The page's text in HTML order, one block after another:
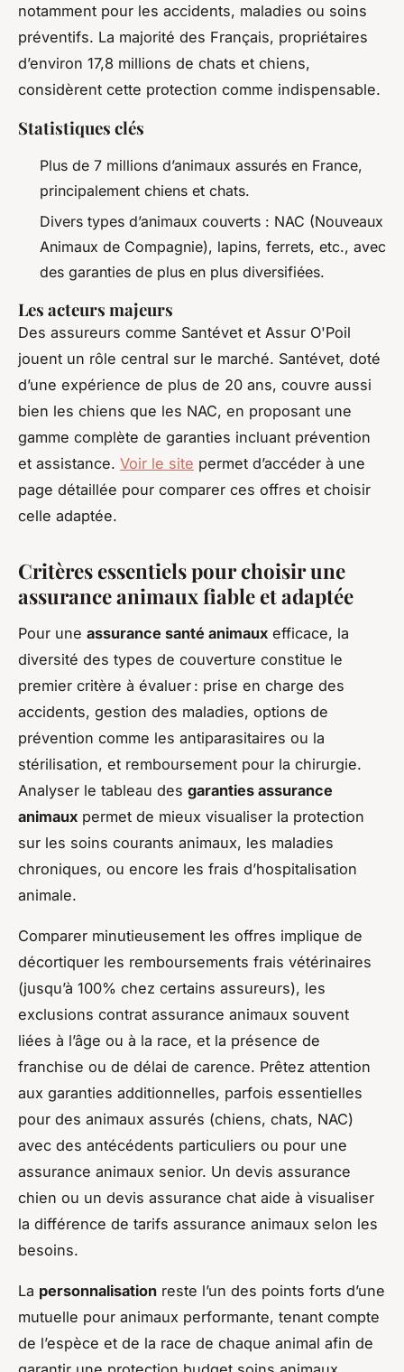
notamment pour les accidents, maladies ou soins
préventifs. La majorité des Français, propriétaires
d’environ 17,8 millions de chats et chiens,
considèrent cette protection comme indispensable.
Statistiques clés
Plus de 7 millions d’animaux assurés en France,
principalement chiens et chats.
Divers types d’animaux couverts : NAC (Nouveaux
Animaux de Compagnie), lapins, ferrets, etc., avec
des garanties de plus en plus diversifiées.
Les acteurs majeurs
Des assureurs comme Santévet et Assur O'Poil
jouent un rôle central sur le marché. Santévet, doté
d’une expérience de plus de 20 ans, couvre aussi
bien les chiens que les NAC, en proposant une
gamme complète de garanties incluant prévention
et assistance. Voir le site permet d’accéder à une
page détaillée pour comparer ces offres et choisir
celle adaptée.
Critères essentiels pour choisir une
assurance animaux fiable et adaptée
Pour une assurance santé animaux efficace, la
diversité des types de couverture constitue le
premier critère à évaluer : prise en charge des
accidents, gestion des maladies, options de
prévention comme les antiparasitaires ou la
stérilisation, et remboursement pour la chirurgie.
Analyser le tableau des garanties assurance
animaux permet de mieux visualiser la protection
sur les soins courants animaux, les maladies
chroniques, ou encore les frais d’hospitalisation
animale.
Comparer minutieusement les offres implique de
décortiquer les remboursements frais vétérinaires
(jusqu’à 100% chez certains assureurs), les
exclusions contrat assurance animaux souvent
liées à l’âge ou à la race, et la présence de
franchise ou de délai de carence. Prêtez attention
aux garanties additionnelles, parfois essentielles
pour des animaux assurés (chiens, chats, NAC)
avec des antécédents particuliers ou pour une
assurance animaux senior. Un devis assurance
chien ou un devis assurance chat aide à visualiser
la différence de tarifs assurance animaux selon les
besoins.
La personnalisation reste l’un des points forts d’une
mutuelle pour animaux performante, tenant compte
de l’espèce et de la race de chaque animal afin de